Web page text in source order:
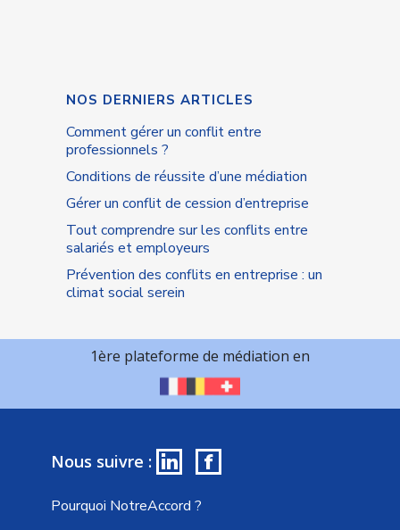
NOS DERNIERS ARTICLES
Comment gérer un conflit entre
professionnels ?
Conditions de réussite d’une médiation
Gérer un conflit de cession d’entreprise
Tout comprendre sur les conflits entre
salariés et employeurs
Prévention des conflits en entreprise : un
climat social serein
1ère plateforme de médiation en
Nous suivre : in f
Pourquoi NotreAccord ?